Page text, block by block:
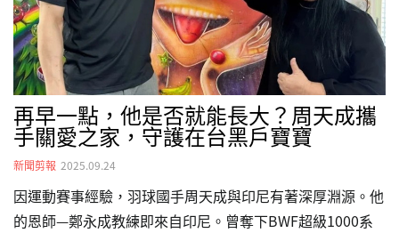
底，來台工作的移工人數已達849,777人，逼近85萬大關。
…
再早一點，他是否就能長大？周天成攜
手關愛之家，守護在台黑戶寶寶
新聞剪報 2025.09.24
因運動賽事經驗，羽球國手周天成與印尼有著深厚淵源。他
的恩師—鄭永成教練即來自印尼。曾奪下BWF超級1000系